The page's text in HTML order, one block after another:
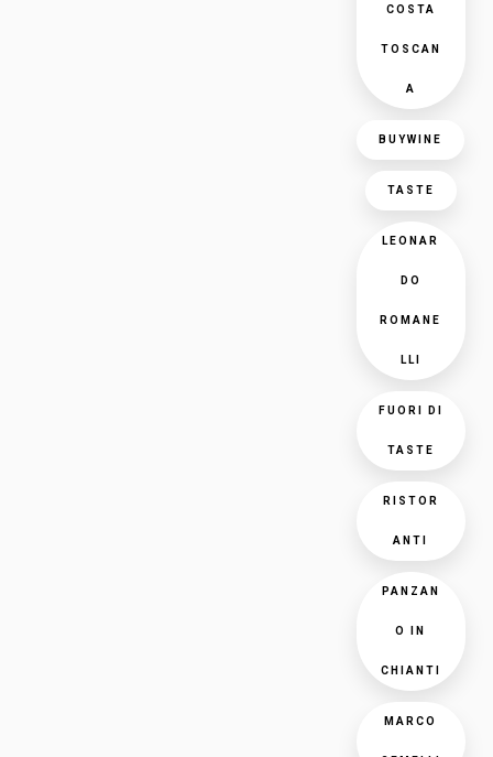
COSTA
TOSCAN
A
BUYWINE
TASTE
LEONAR
DO
ROMANE
LLI
FUORI DI
TASTE
RISTOR
ANTI
PANZAN
O IN
CHIANTI
MARCO